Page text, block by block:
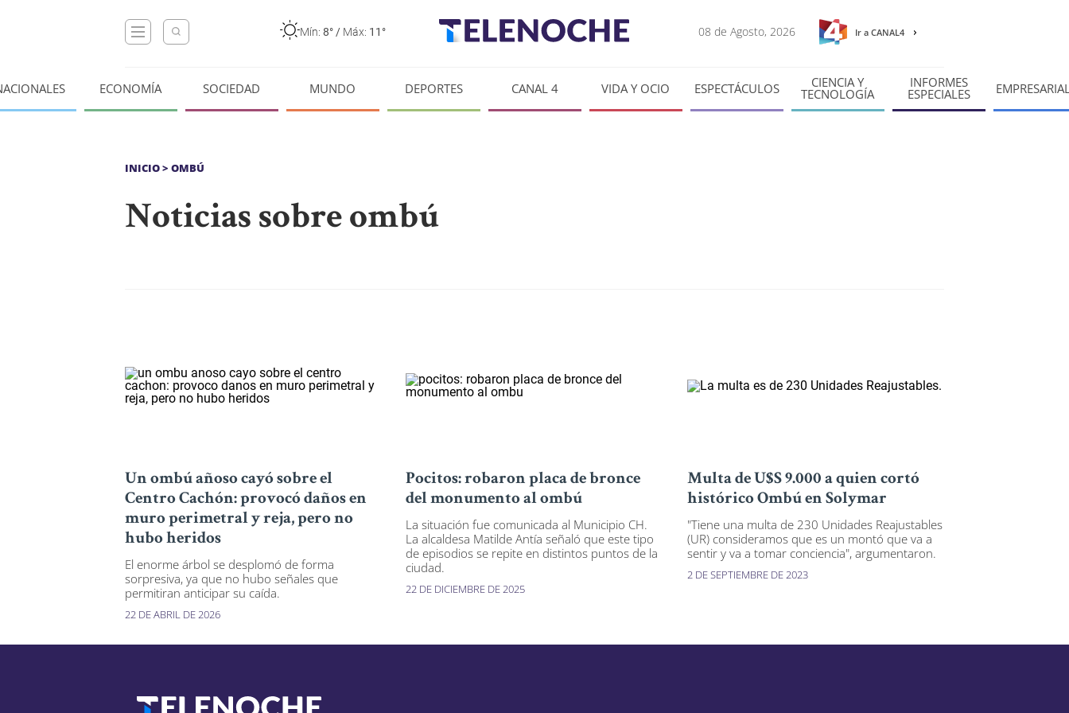
Mín: 8° / Máx: 11° 08 de Agosto, 2026 Ir a CANAL4
ECONOMÍA SOCIEDAD MUNDO DEPORTES CANAL 4 VIDA Y OCIO ESPECTÁCULOS CIENCIA Y
TECNOLOGÍA
INFORMES
ESPECIALES
INICIO> OMBÚ
Noticias sobre ombú
Un ombú añoso cayó sobre el
Centro Cachón: provocó daños en
muro perimetral y reja, pero no
hubo heridos
El enorme árbol se desplomó de forma
sorpresiva, ya que no hubo señales que
permitiran anticipar su caída.
22 DE ABRIL DE 2026
Pocitos: robaron placa de bronce
del monumento al ombú
La situación fue comunicada al Municipio CH.
La alcaldesa Matilde Antía señaló que este tipo
de episodios se repite en distintos puntos de la
ciudad.
22 DE DICIEMBRE DE 2025
Multa de U$S 9.000 a quien cortó
histórico Ombú en Solymar
"Tiene una multa de 230 Unidades Reajustables
(UR) consideramos que es un montó que va a
sentir y va a tomar conciencia", argumentaron.
2 DE SEPTIEMBRE DE 2023